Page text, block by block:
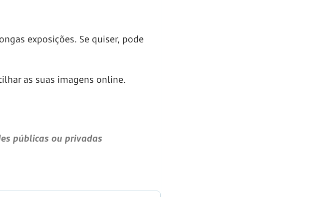
exposições. Se quiser, pode
as suas imagens online.
públicas ou privadas